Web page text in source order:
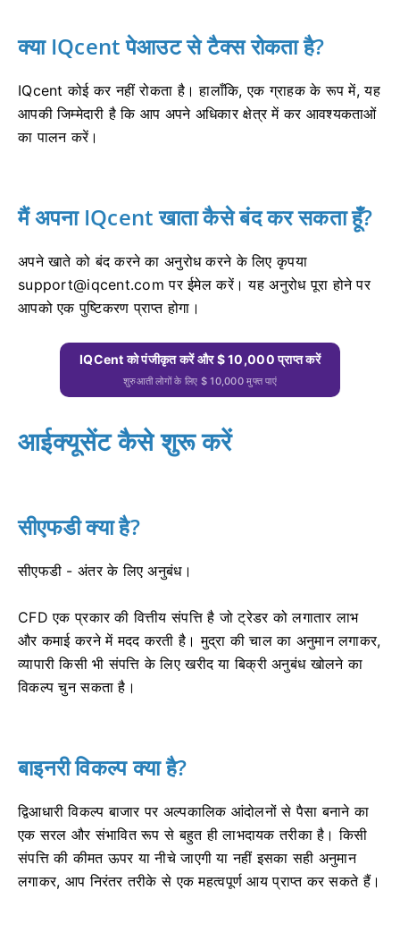
क्या IQcent पेआउट से टैक्स रोकता है?
IQcent कोई कर नहीं रोकता है।हालाँकि, एक ग्राहक के रूप में, यह
आपकी जिम्मेदारी है कि आप अपने अधिकार क्षेत्र में कर आवश्यकताओं
का पालन करें।
मैं अपना IQcent खाता कैसे बंद कर सकता हूँ?
अपने खाते को बंद करने का अनुरोध करने के लिए कृपया
support@iqcent.com पर ईमेल करें।यह अनुरोध पूरा होने पर
आपको एक पुष्टिकरण प्राप्त होगा।
IQCent को पंजीकृत करें और $ 10,000 प्राप्त करें
शुरुआती लोगों के लिए $ 10,000 मुफ्त पाएं
आईक्यूसेंट कैसे शुरू करें
सीएफडी क्या है?
सीएफडी - अंतर के लिए अनुबंध।
CFD एक प्रकार की वित्तीय संपत्ति है जो ट्रेडर को लगातार लाभ
और कमाई करने में मदद करती है।मुद्रा की चाल का अनुमान लगाकर,
व्यापारी किसी भी संपत्ति के लिए खरीद या बिक्री अनुबंध खोलने का
विकल्प चुन सकता है।
बाइनरी विकल्प क्या है?
द्विआधारी विकल्प बाजार पर अल्पकालिक आंदोलनों से पैसा बनाने का
एक सरल और संभावित रूप से बहुत ही लाभदायक तरीका है।किसी
संपत्ति की कीमत ऊपर या नीचे जाएगी या नहीं इसका सही अनुमान
लगाकर, आप निरंतर तरीके से एक महत्वपूर्ण आय प्राप्त कर सकते हैं।